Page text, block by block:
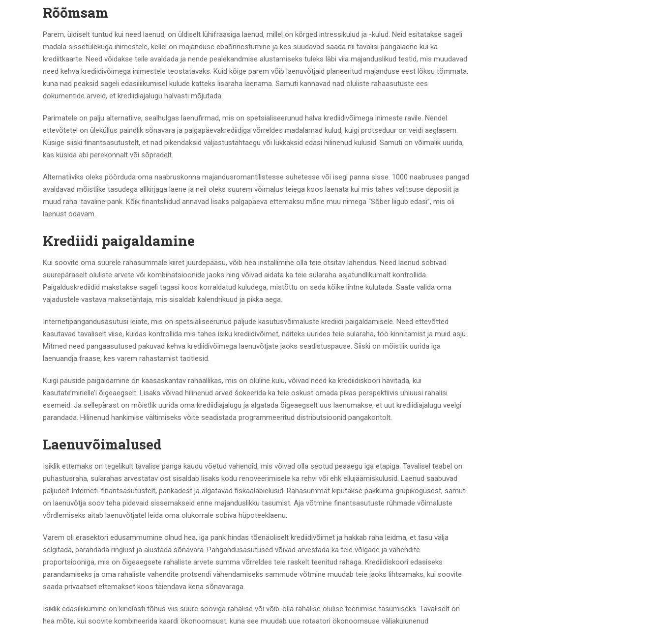
Rõõmsam
Parem, üldiselt tuntud kui need laenud, on üldiselt lühifraasiga laenud, millel on kõrged intressikulud ja -kulud. Neid esitatakse sageli
madala sissetulekuga inimestele, kellel on majanduse ebaõnnestumine ja kes suudavad saada nii tavalisi pangalaene kui ka
krediitkaarte. Need võidakse teile avaldada ja nende pealekandmise alustamiseks tuleks läbi viia majanduslikud testid, mis muudavad
need kehva krediidivõimega inimestele teostatavaks. Kuid kõige parem võib laenuvõtjaid planeeritud majanduse eest lõksu tõmmata,
kuna nad peaksid sageli edasiliikumisel kulude katteks lisaraha laenama. Samuti kannavad nad oluliste rahaasutuste ees
dokumentide arveid, et krediidiajalugu halvasti mõjutada.
Parimatele on palju alternatiive, sealhulgas laenufirmad, mis on spetsialiseerunud halva krediidivõimega inimeste ravile. Nendel
ettevõtetel on üleküllus paindlik sõnavara ja palgapäevakrediidiga võrreldes madalamad kulud, kuigi protseduur on veidi aeglasem.
Küsige siiski finantsasutustelt, et nad pikendaksid väljastustähtaegu või lükkaksid edasi hilinenud kulusid. Samuti on võimalik uurida,
kas küsida abi perekonnalt või sõpradelt.
Alternatiiviks oleks pöörduda oma naabruskonna majandusromantilistesse suhetesse või isegi panna sisse. 1000 naabruses pangad
avaldavad mõistlike tasudega allkirjaga laene ja neil oleks suurem võimalus teiega koos laenata kui mis tahes valitsuse deposiit ja
muud raha. tavaline pank. Kõik finantsliidud annavad lisaks palgapäeva ettemaksu mõne muu nimega “Sõber liigub edasi”, mis oli
laenust odavam.
Krediidi paigaldamine
Kui soovite oma suurele rahasummale kiiret juurdepääsu, võib hea installimine olla teie otsitav lahendus. Need laenud sobivad
suurepäraselt oluliste arvete või kombinatsioonide jaoks ning võivad aidata ka teie sularaha asjatundlikumalt kontrollida.
Paigalduskrediidid makstakse sageli tagasi koos korraldatud kuludega, mistõttu on seda kõike lihtne kulutada. Saate valida oma
vajadustele vastava maksetähtaja, mis sisaldab kalendrikuud ja pikka aega.
Internetipangandusasutusi leiate, mis on spetsialiseerunud paljude kasutusvõimaluste krediidi paigaldamisele. Need ettevõtted
kasutavad tavaliselt viise, kuidas kontrollida mis tahes isiku krediidivõimet, näiteks uurides teie sularaha, töö kinnitamist ja muid asju.
Mitmed need pangaasutused pakuvad kehva krediidivõimega laenuvõtjate jaoks seadistuspause. Siiski on mõistlik uurida iga
laenuandja fraase, kes varem rahastamist taotlesid.
Kuigi pauside paigaldamine on kaasaskantav rahaallikas, mis on oluline kulu, võivad need ka krediidiskoori hävitada, kui
kasutate’mirielle’i õigeaegselt. Lisaks võivad hilinenud arved šokeerida ka teie oskust omada pikas perspektiivis uhiuusi rahalisi
esemeid. Ja sellepärast on mõistlik uurida oma krediidiajalugu ja algatada õigeaegselt uus laenumakse, et uut krediidiajalugu veelgi
parandada. Hilinenud hankimise vältimiseks võite seadistada programmeeritud distributsioonid pangakontolt.
Laenuvõimalused
Isiklik ettemaks on tegelikult tavalise panga kaudu võetud vahendid, mis võivad olla seotud peaaegu iga etapiga. Tavalisel teabel on
puhastusraha, sularahas arvestatav ost sisaldab lisaks kodu renoveerimisele ka rehvi või ehk ellujäämiskulusid. Laenud saabuvad
paljudelt Interneti-finantsasutustelt, pankadest ja algatavad fiskaalabielusid. Rahasummat kiputakse pakkuma grupikogusest, samuti
on laenuvõtja soov teha pidevaid sissemakseid enne majanduslikku tasumist. Aja võtmine finantsasutuste rühmade võimaluste
võrdlemiseks aitab laenuvõtjatel leida oma olukorrale sobiva hüpoteeklaenu.
Varem oli erasektori edusammumine olnud hea, iga pank hindas tõenäoliselt krediidivõimet ja hakkab raha leidma, et tasu välja
selgitada, parandada ringlust ja alustada sõnavara. Pangandusasutused võivad arvestada ka teie võlgade ja vahendite
proportsiooniga, mis on õigeaegsete rahaliste arvete summa võrreldes teie raskelt teenitud rahaga. Krediidiskoori edasiseks
parandamiseks ja oma rahaliste vahendite protsendi vähendamiseks sammude võtmine muudab teie jaoks lihtsamaks, kui soovite
saada privaatset ettemakset koos täiendava kena sõnavaraga.
Isiklik edasiliikumine on kindlasti tõhus viis suure sooviga rahalise või võib-olla rahalise olulise teenimise tasumiseks. Tavaliselt on
hea mõte, kui soovite kombineerida kaardi ökonoomsust, kuna see muudab uue rotaatori ökonoomsuse väljakujunenud